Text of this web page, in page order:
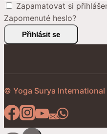
Zapamatovat si
Zapomenuté heslo?
Přihlásit se
© Yoga Surya International